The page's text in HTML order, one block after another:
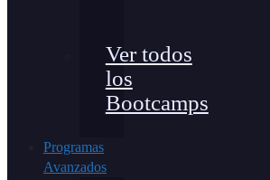
Ver todos
los
Bootcamps
Programas
Avanzados